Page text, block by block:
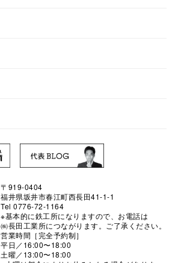
〒919-0404
福井県坂井市春江町西長田41-1-1
Tel 0776-72-1164
※基本的に鉄工所になりますので、お電話は
㈱長田工業所につながります。ご了承ください。
営業時間［完全予約制］
平日／16:00〜18:00
土曜／13:00〜18:00